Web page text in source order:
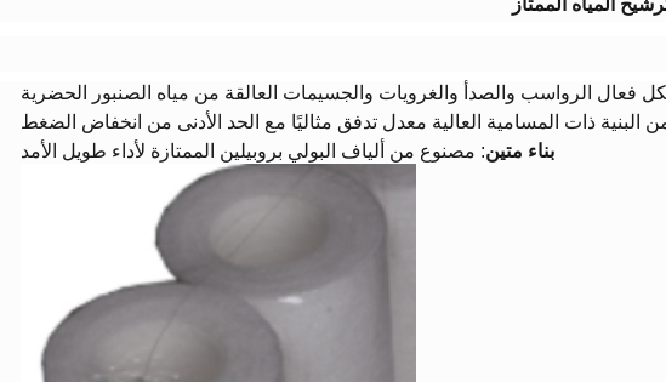
فعال الرواسب والصدأ والغرويات والجسيمات العالقة من مياه الصنبور الحضرية
البنية ذات المسامية العالية معدل تدفق مثاليًا مع الحد الأدنى من انخفاض الضغط
​بناء متين​​: مصنوع من ألياف البولي بروبيلين الممتازة لأداء طويل الأمد